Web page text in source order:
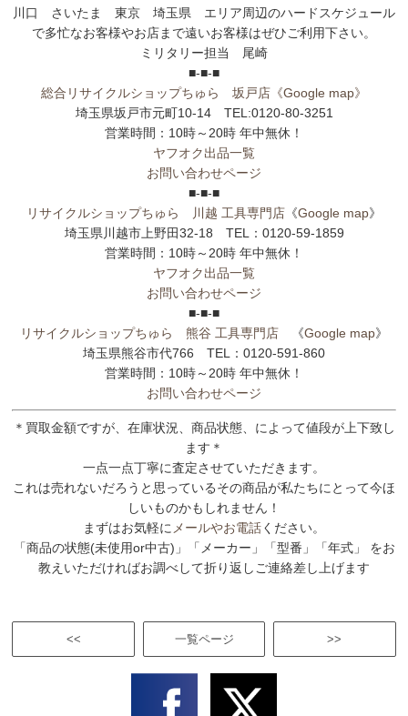
川口 さいたま 東京 埼玉県 エリア周辺のハードスケジュール
で多忙なお客様やお店まで遠いお客様はぜひご利用下さい。
ミリタリー担当 尾崎
■-■-■
総合リサイクルショップちゅら 坂戸店 《Google map》
埼玉県坂戸市元町10-14 TEL:0120-80-3251
営業時間：10時～20時 年中無休！
ヤフオク出品一覧
お問い合わせページ
■-■-■
リサイクルショップちゅら 川越 工具専門店 《Google map》
埼玉県川越市上野田32-18 TEL：0120-59-1859
営業時間：10時～20時 年中無休！
ヤフオク出品一覧
お問い合わせページ
■-■-■
リサイクルショップちゅら 熊谷 工具専門店 《Google map》
埼玉県熊谷市代766 TEL：0120-591-860
営業時間：10時～20時 年中無休！
お問い合わせページ
＊買取金額ですが、在庫状況、商品状態、によって値段が上下致し
ます＊
一点一点丁寧に査定させていただきます。
これは売れないだろうと思っているその商品が私たちにとって今ほ
しいものかもしれません！
まずはお気軽に メールやお電話ください。
「商品の状態(未使用or中古)」「メーカー」「型番」「年式」 をお
教えいただければお調べして折り返しご連絡差し上げます
<< >>
一覧ページ